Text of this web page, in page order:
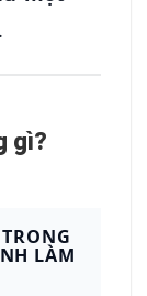
.
gì?
LÀM